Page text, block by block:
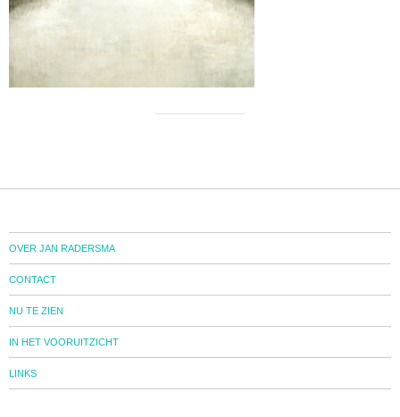
OVER JAN RADERSMA
CONTACT
NU TE ZIEN
IN HET VOORUITZICHT
LINKS